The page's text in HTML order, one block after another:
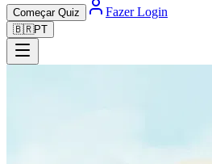
Começar Quiz
Fazer Login
🇧🇷PT